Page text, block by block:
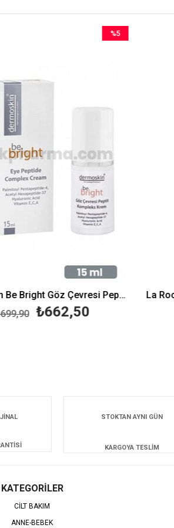
Dermoskin Be Bright Göz Çevresi Peptit Kompleks Krem 15 ml
₺662,50
%5
STOKTAN AYNI GÜN
KARGOYA TESLİM
KATEGORİLER
CİLT BAKIM
ANNE-BEBEK